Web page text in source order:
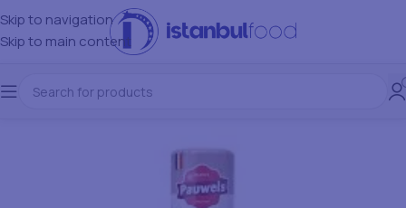
Skip to navigation
Skip to main content